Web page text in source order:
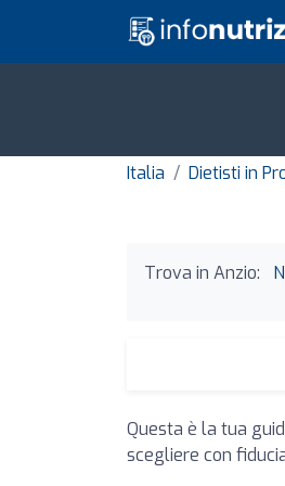
Italia Dietisti in
Trova in Anzio:
Questa è la tua
scegliere con